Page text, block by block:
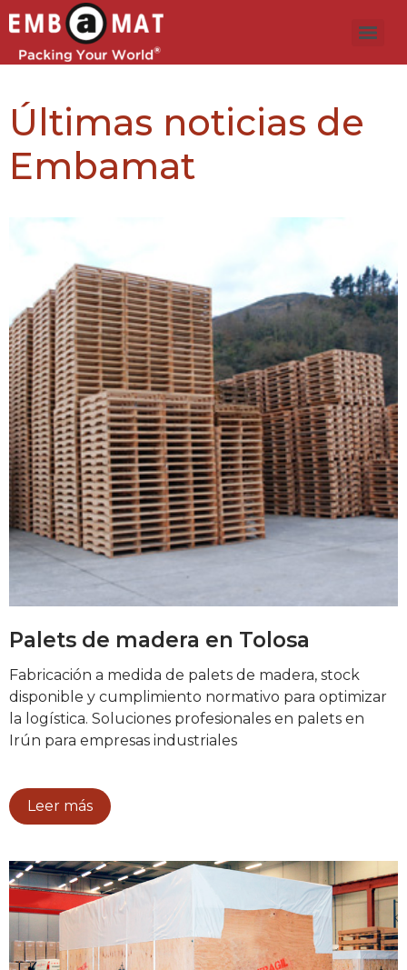
Últimas noticias de
Embamat
Palets de madera en Tolosa
Fabricación a medida de palets de madera, stock
disponible y cumplimiento normativo para optimizar
la logística. Soluciones profesionales en palets en
Irún para empresas industriales
Leer más